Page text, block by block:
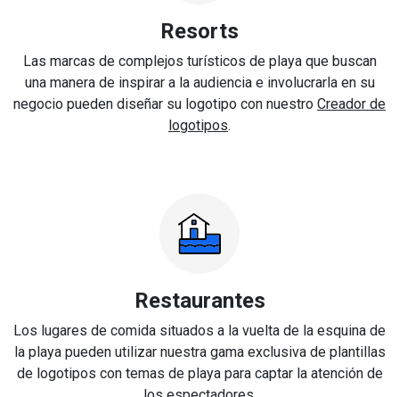
Resorts
Las marcas de complejos turísticos de playa que buscan
una manera de inspirar a la audiencia e involucrarla en su
negocio pueden diseñar su logotipo con nuestro Creador de
logotipos.
Restaurantes
Los lugares de comida situados a la vuelta de la esquina de
la playa pueden utilizar nuestra gama exclusiva de plantillas
de logotipos con temas de playa para captar la atención de